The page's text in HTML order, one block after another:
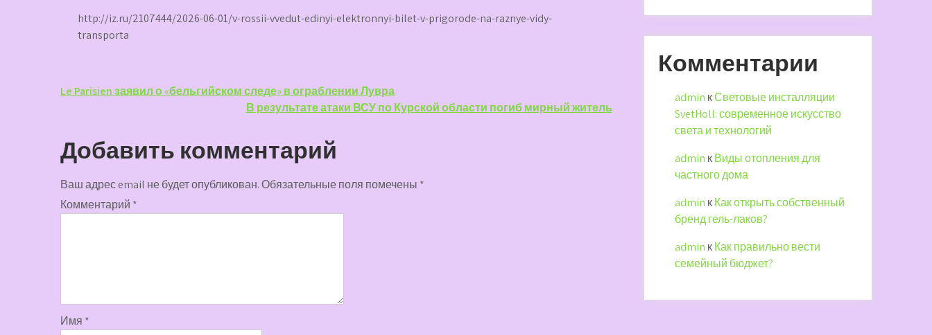
http://iz.ru/2107444/2026-06-01/v-rossii-vvedut-edinyi-elektronnyi-bilet-v-prigorode-na-raznye-vidy-
transporta
Навигация
записям
Le Parisien заявил о «бельгийском следе» в ограблении Лувра
В результате атаки ВСУ по Курской области погиб мирный житель
Добавить комментарий
Ваш адрес email не будет опубликован.Обязательные поля помечены *
Комментарий *
Имя *
Комментарии
admin кСветовые инсталляции
SvetHoll: современное искусство
света и технологий
admin кВиды отопления для
частного дома
admin кКак открыть собственный
бренд гель-лаков?
admin кКак правильно вести
семейный бюджет?